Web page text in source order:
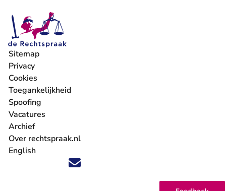
Volg ons op X (Twitter) - U verlaat Rechtspraak.nl
Volg ons op Facebook - U verlaat Rechtspraak.nl
Volg ons op Instagram - U verlaat Rechtspraak.nl
Volg ons op Youtube - U verlaat Rechtspraak.nl
Volg ons op LinkedIn - U verlaat
'Blijf op de hoogte' nieuwsbrief - U verlaat
Sitemap
Privacy
Cookies
Toegankelijkheid
Spoofing
Vacatures
- U verlaat Rechtspraak.nl
Archief
Over rechtspraak.nl
English